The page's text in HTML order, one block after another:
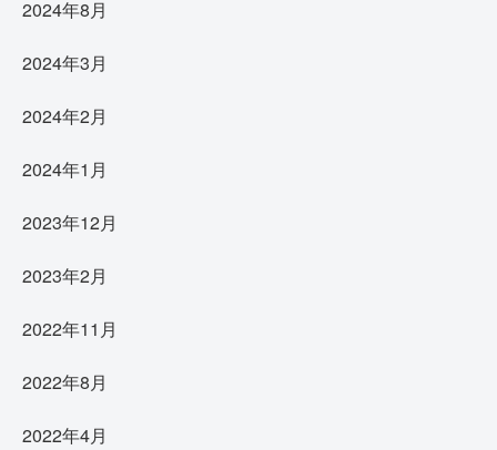
2024年8月
2024年3月
2024年2月
2024年1月
2023年12月
2023年2月
2022年11月
2022年8月
2022年4月